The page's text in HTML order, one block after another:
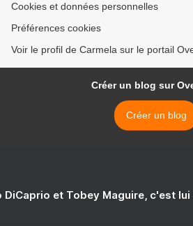
Cookies et données personnelles
Préférences cookies
Voir le profil de Carmela sur le portail
Créer un blog sur
Créer un blog
DiCaprio et Tobey Maguire, c'est